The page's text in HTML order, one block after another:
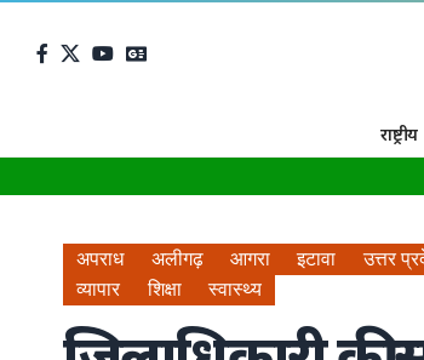
राष्ट्रीय
अपराध अलीगढ़ आगरा इटावा उत्तर
व्यापार
शिक्षा स्वास्थ्य